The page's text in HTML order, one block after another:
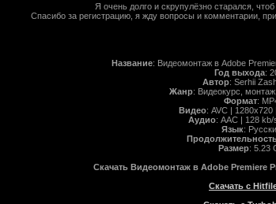
Я очень долго и скрупулёзно старался,
Спасибо за регистрацию, я жду вопросы и комментарии,
Название: Видеомонтаж в Adobe
Год выхода:
Автор: Serhii
Жанр: Видеокурс,
Формат:
Видео: AVC | 1280x720
Аудио: AAC | 128
Язык:
Размер: 5.23
Скачать Видеомонтаж в Adobe Premiere
Скачать с